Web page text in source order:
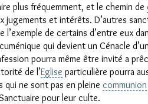
plus fréquemment, et le chemin de
jugements et intérêts. D’autres
l’exemple de certains d’entre eux
qui devient un Cénacle
pourra même être invité a
de l’Eglise particulière pourra
qui ne sont pas en pleine communion
pour leur culte.